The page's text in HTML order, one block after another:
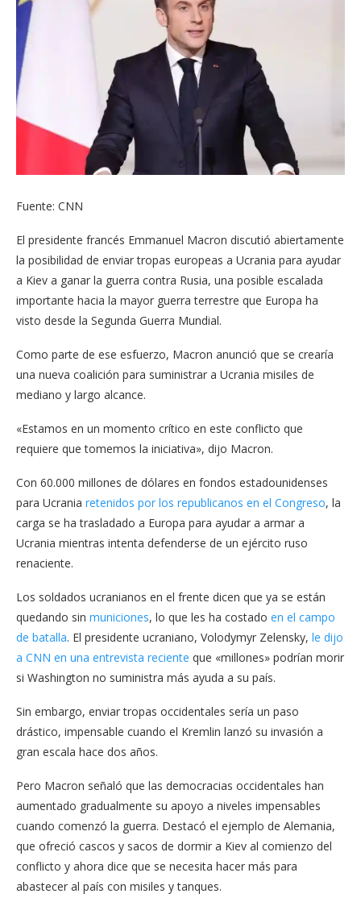
Fuente: CNN
El presidente francés Emmanuel Macron discutió abiertamente
la posibilidad de enviar tropas europeas a Ucrania para ayudar
a Kiev a ganar la guerra contra Rusia, una posible escalada
importante hacia la mayor guerra terrestre que Europa ha
visto desde la Segunda Guerra Mundial.
Como parte de ese esfuerzo, Macron anunció que se crearía
una nueva coalición para suministrar a Ucrania misiles de
mediano y largo alcance.
«Estamos en un momento crítico en este conflicto que
requiere que tomemos la iniciativa», dijo Macron.
Con 60.000 millones de dólares en fondos estadounidenses
para Ucrania retenidos por los republicanos en el Congreso, la
carga se ha trasladado a Europa para ayudar a armar a
Ucrania mientras intenta defenderse de un ejército ruso
renaciente.
Los soldados ucranianos en el frente dicen que ya se están
quedando sin municiones, lo que les ha costado en el campo
de batalla. El presidente ucraniano, Volodymyr Zelensky, le dijo
a CNN en una entrevista reciente que «millones» podrían morir
si Washington no suministra más ayuda a su país.
Sin embargo, enviar tropas occidentales sería un paso
drástico, impensable cuando el Kremlin lanzó su invasión a
gran escala hace dos años.
Pero Macron señaló que las democracias occidentales han
aumentado gradualmente su apoyo a niveles impensables
cuando comenzó la guerra. Destacó el ejemplo de Alemania,
que ofreció cascos y sacos de dormir a Kiev al comienzo del
conflicto y ahora dice que se necesita hacer más para
abastecer al país con misiles y tanques.